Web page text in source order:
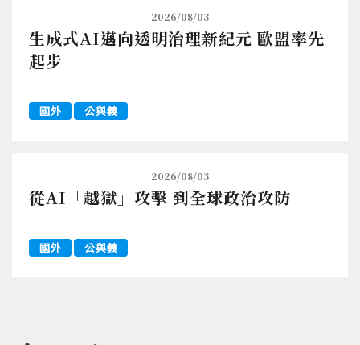
2026/08/03
生成式AI邁向透明治理新紀元 歐盟率先
起步
國外 公與義
2026/08/03
從AI「越獄」攻擊 到全球政治攻防
國外 公與義